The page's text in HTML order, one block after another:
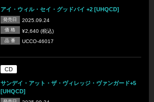
アイ・ウィル・セイ・グッドバイ +2 [UHQCD]
発売日 2025.09.24
価 格 ¥2,640 (税込)
品 番 UCCO-46017
CD
サンデイ・アット・ザ・ヴィレッジ・ヴァンガード+5
[UHQCD]